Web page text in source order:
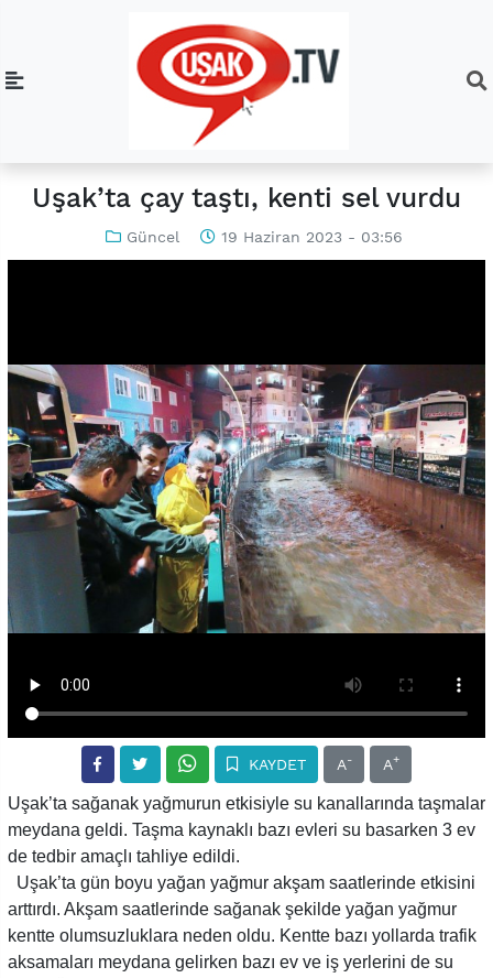
Uşak’ta çay taştı, kenti sel vurdu
Güncel 19 Haziran 2023 - 03:56
KAYDET A- A+
Uşak’ta sağanak yağmurun etkisiyle su kanallarında taşmalar
meydana geldi. Taşma kaynaklı bazı evleri su basarken 3 ev
de tedbir amaçlı tahliye edildi.
Uşak’ta gün boyu yağan yağmur akşam saatlerinde etkisini
arttırdı. Akşam saatlerinde sağanak şekilde yağan yağmur
kentte olumsuzluklara neden oldu. Kentte bazı yollarda trafik
aksamaları meydana gelirken bazı ev ve iş yerlerini de su